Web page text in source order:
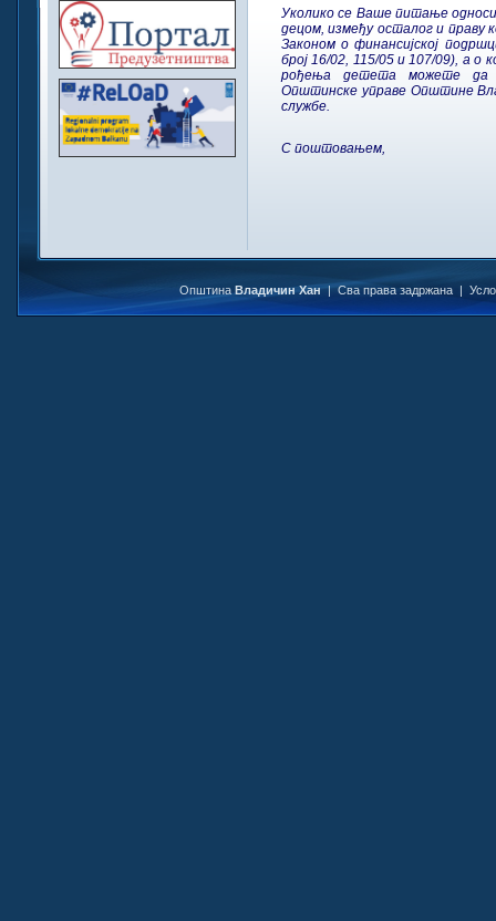
Уколико се Ваше питање
децом, између осталог и праву
Законом о финансијској
број 16/02, 115/05 и 107/09), а о
рођења детета можете да
Општинске управе Општине
службе.
С поштовањем,
Општина Владичин Хан| Сва права задржана |